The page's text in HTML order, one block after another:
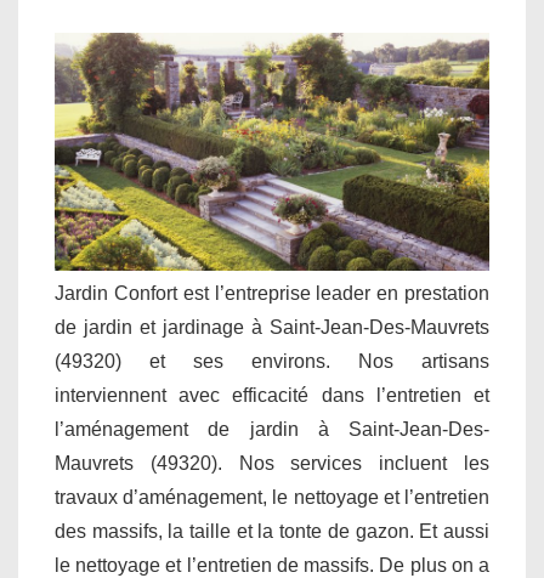
Jardin Confort est l’entreprise leader en prestation
de jardin et jardinage à Saint-Jean-Des-Mauvrets
(49320) et ses environs. Nos artisans
interviennent avec efficacité dans l’entretien et
l’aménagement de jardin à Saint-Jean-Des-
Mauvrets (49320). Nos services incluent les
travaux d’aménagement, le nettoyage et l’entretien
des massifs, la taille et la tonte de gazon. Et aussi
le nettoyage et l’entretien de massifs. De plus on a